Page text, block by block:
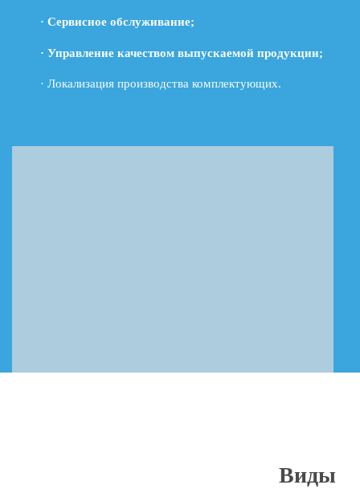
· Сервисное обслуживание;
· Управление качеством выпускаемой продукции;
· Локализация производства комплектующих.
Виды